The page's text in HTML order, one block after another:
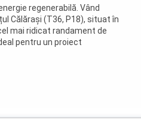
regenerabilă. Vând
Călărași (T36, P18), situat în
mai ridicat randament de
pentru un proiect